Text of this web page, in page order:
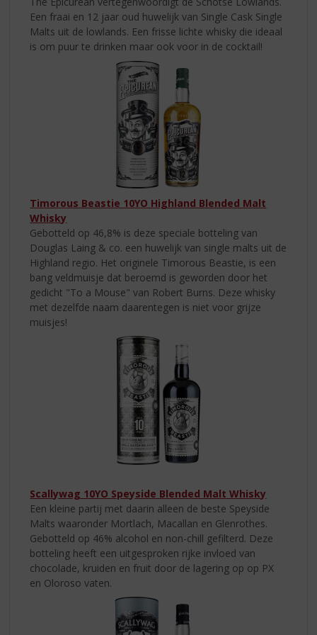
Een fraai en 12 jaar oud huwelijk van Single Cask Single
Malts uit de lowlands. Een frisse lichte whisky die ideaal
is om puur te drinken maar ook voor in de cocktail!
Timorous Beastie 10YO Highland Blended Malt
Whisky
Gebotteld op 46,8% is deze speciale botteling van
Douglas Laing & co. een huwelijk van single malts uit de
Highland regio. Het originele Timorous Beastie, is een
bang veldmuisje dat beroemd is geworden door het
gedicht "To a Mouse" van Robert Burns. Deze whisky
met dezelfde naam daarentegen is niet voor grijze
muisjes!
Scallywag 10YO Speyside Blended Malt Whisky
Een kleine partij met daarin alleen de beste Speyside
Malts waaronder Mortlach, Macallan en Glenrothes.
Gebotteld op 46% alcohol en non-chill gefilterd. Deze
botteling heeft een uitgesproken rijke invloed van
chocolade, kruiden en fruit door de lagering op op PX
en Oloroso vaten.